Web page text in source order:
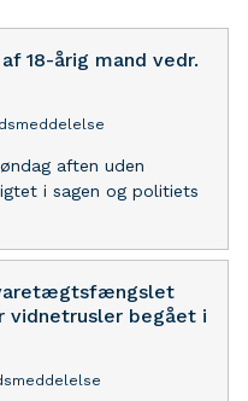
18-årig mand vedr.
aften uden
i sagen og politiets
vidnetrusler begået i